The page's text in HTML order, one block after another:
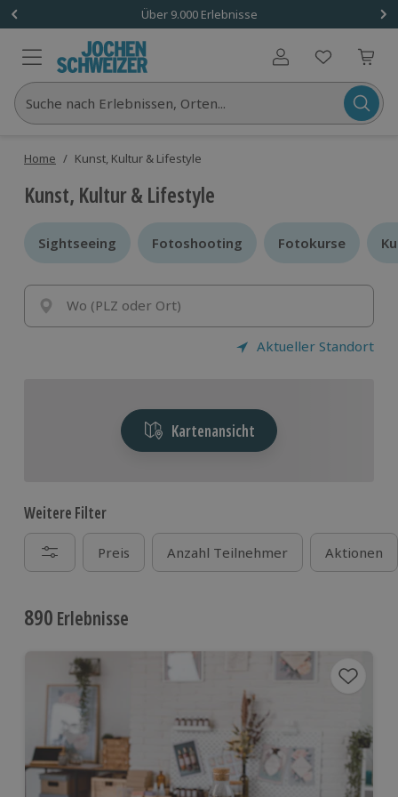
Über 9.000 Erlebnisse
Benutzerkonto
Suche nach Erlebnissen, Orten...
Home / Kunst, Kultur & Lifestyle
Kunst, Kultur & Lifestyle
Sightseeing
Sightseeing Fotoshooting
Fotoshooting Fotokurse
Fotokurse
Wo (PLZ oder Ort)
Aktueller Standort
Kartenansicht
Weitere Filter
Preis Anzahl Teilnehmer Aktionen
890 Erlebnisse